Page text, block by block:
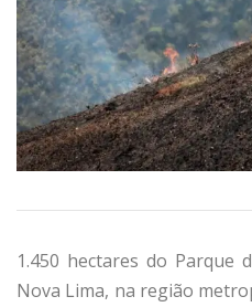
1.450 hectares do Parque
Nova Lima, na região